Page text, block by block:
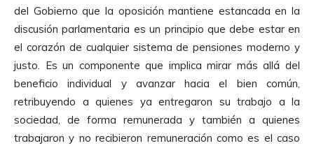
del Gobierno que la oposición mantiene estancada en la
discusión parlamentaria es un principio que debe estar en
el corazón de cualquier sistema de pensiones moderno y
justo. Es un componente que implica mirar más allá del
beneficio individual y avanzar hacia el bien común,
retribuyendo a quienes ya entregaron su trabajo a la
sociedad, de forma remunerada y también a quienes
trabajaron y no recibieron remuneración como es el caso